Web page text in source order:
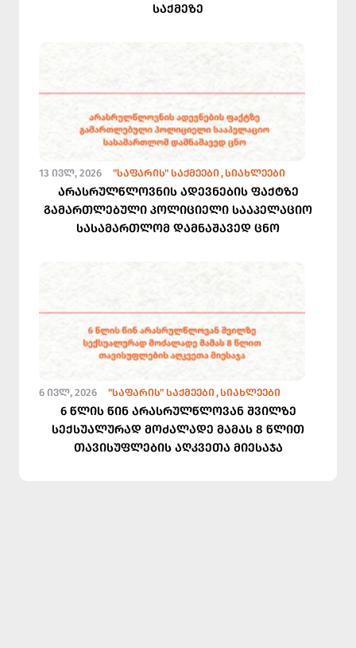
საქმეზე
13 ᲘᲕᲚ, 2026 "ᲡᲐᲤᲐᲠᲘᲡ" ᲡᲐᲥᲛᲔᲔᲑᲘ ᲡᲘᲐᲮᲚᲔᲔᲑᲘ
არასრულწლოვნის ადევნების ფაქტზე
გამართლებული პოლიციელი სააპელაციო
სასამართლომ დამნაშავედ ცნო
6 ᲘᲕᲚ, 2026 "ᲡᲐᲤᲐᲠᲘᲡ" ᲡᲐᲥᲛᲔᲔᲑᲘ ᲡᲘᲐᲮᲚᲔᲔᲑᲘ
6 წლის წინ არასრულწლოვან შვილზე
სექსუალურად მოძალადე მამას 8 წლით
თავისუფლების აღკვეთა მიესაჯა